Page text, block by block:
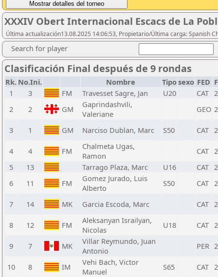
XXXIV Obert Internacional Escacs de La
Última actualización13.08.2025 14:06:53, Propietario/Última carga: Spanish
Search for player
Clasificación Final después de 9 rondas
Rk. No.Ini. Nombre Tiposexo FED
1
3 FM Travesset Sagre, Jan U20 CAT
2
2 GM
Gaprindashvili,
Valeriane
GEO
3 1 GM Narciso Dublan, Marc S50 CAT
4 4 FM
Chalmeta Ugas,
Ramon
CAT
5
13 Tarrago Plaza, Marc U16 CAT
6
11 FM
Gomez Jurado, Luis
Alberto
S50 CAT
7 14 MK Garcia Escoda, Marc CAT
8 12 FM
Aleksanyan Israilyan,
Nicolas
U18 CAT
9 7 MK
Villar Reymundo, Juan
Antonio
PER
10 8 IM
Vehi Bach, Victor
Manuel
S65 CAT